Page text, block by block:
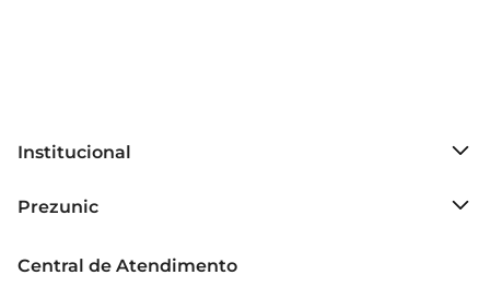
Institucional
Grupo Cencosud
Política de Privacidade
Prezunic
Código de Ética
Central de Atendimento